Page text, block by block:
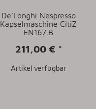
De'Longhi Nespresso
Kapselmaschine CitiZ
EN167.B
211,00 € *
Artikel verfügbar